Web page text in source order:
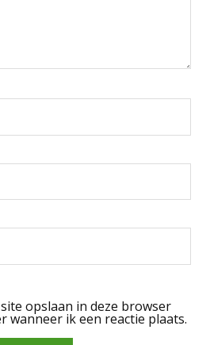
opslaan in deze browser
wanneer ik een reactie plaats.